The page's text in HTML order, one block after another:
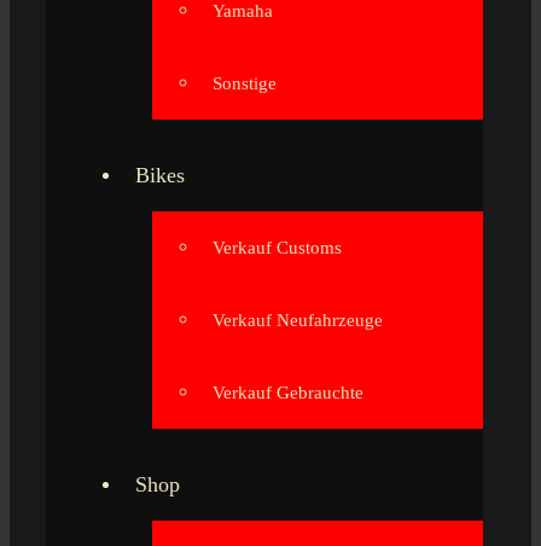
Yamaha
Sonstige
Bikes
Verkauf Customs
Verkauf Neufahrzeuge
Verkauf Gebrauchte
Shop